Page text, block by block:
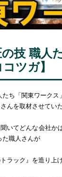
の技 職人
ツガ】
たち「関東ワークス
んを取材させてい
聞いてどんな会社か
た職人さんが
ラック』を造り上